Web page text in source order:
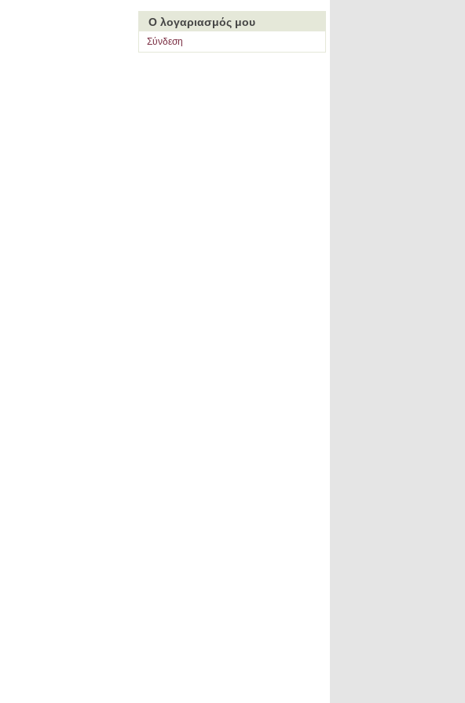
Ο λογαριασμός μου
Σύνδεση